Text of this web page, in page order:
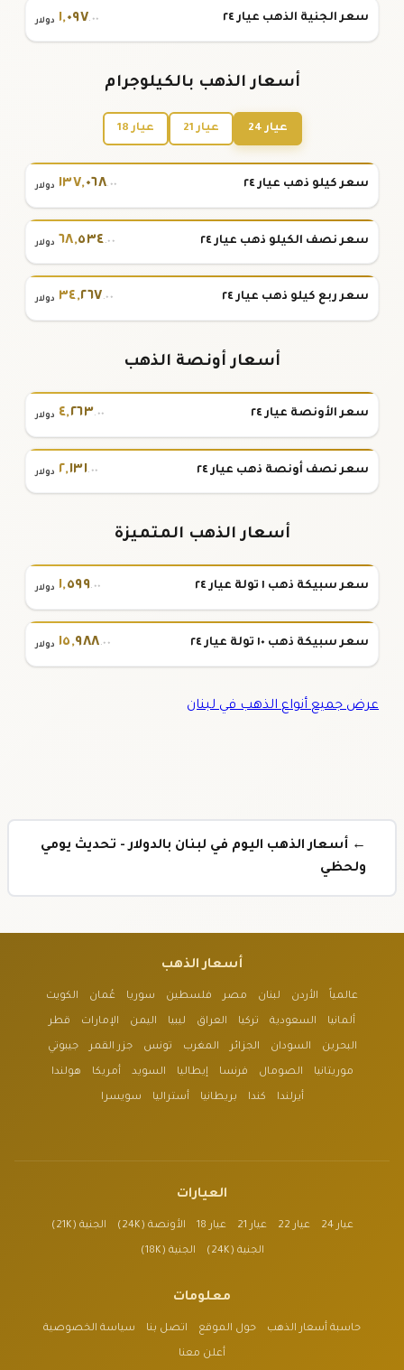
سعر الجنية الذهب عيار ٢٤ ١,٠٩٧.٠٠ دولار
أسعار الذهب بالكيلوجرام
عيار 24 عيار 21 عيار 18
سعر كيلو ذهب عيار ٢٤ ١٣٧,٠٦٨.٠٠ دولار
سعر نصف الكيلو ذهب عيار ٢٤ ٦٨,٥٣٤.٠٠ دولار
سعر ربع كيلو ذهب عيار ٢٤ ٣٤,٢٦٧.٠٠ دولار
أسعار أونصة الذهب
سعر الأونصة عيار ٢٤ ٤,٢٦٣.٠٠ دولار
سعر نصف أونصة ذهب عيار ٢٤ ٢,١٣١.٠٠ دولار
أسعار الذهب المتميزة
سعر سبيكة ذهب ١ تولة عيار ٢٤ ١,٥٩٩.٠٠ دولار
سعر سبيكة ذهب ١٠ تولة عيار ٢٤ ١٥,٩٨٨.٠٠ دولار
عرض جميع أنواع الذهب في لبنان
← أسعار الذهب اليوم في لبنان بالدولار - تحديث يومي
ولحظي
أسعار الذهب
عالمياً الأردن لبنان مصر فلسطين سوريا عُمان الكويت
ألمانيا السعودية تركيا العراق ليبيا اليمن الإمارات قطر
البحرين السودان الجزائر المغرب تونس جزر القمر جيبوتي
موريتانيا الصومال فرنسا إيطاليا السويد أمريكا هولندا
أيرلندا كندا بريطانيا أستراليا سويسرا
العيارات
عيار 24 عيار 22 عيار 21 عيار 18 الأونصة (24K) الجنية (21K)
الجنية (24K) الجنية (18K)
معلومات
حاسبة أسعار الذهب حول الموقع اتصل بنا سياسة الخصوصية
أعلن معنا